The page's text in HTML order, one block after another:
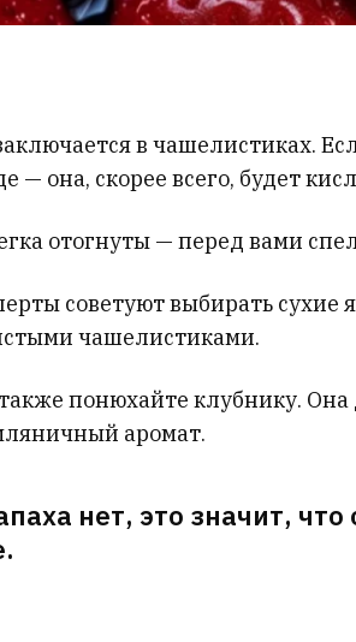
в чашелистиках.
— она, скорее всего, будет
отогнуты — перед вами
советуют выбирать сухие
чашелистиками.
понюхайте клубнику.
аромат.
нет, это значит,